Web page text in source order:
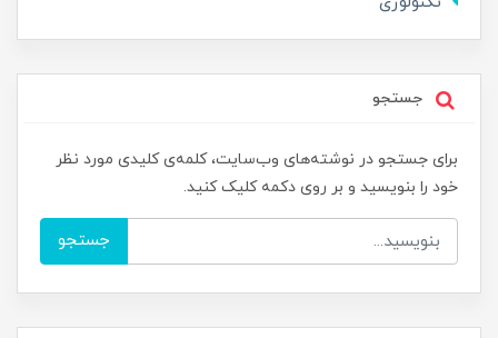
جستجو
برای جستجو در نوشته‌های وب‌سایت، کلمه‌ی کلیدی مورد نظر
خود را بنویسید و بر روی دکمه کلیک کنید.
جستجو